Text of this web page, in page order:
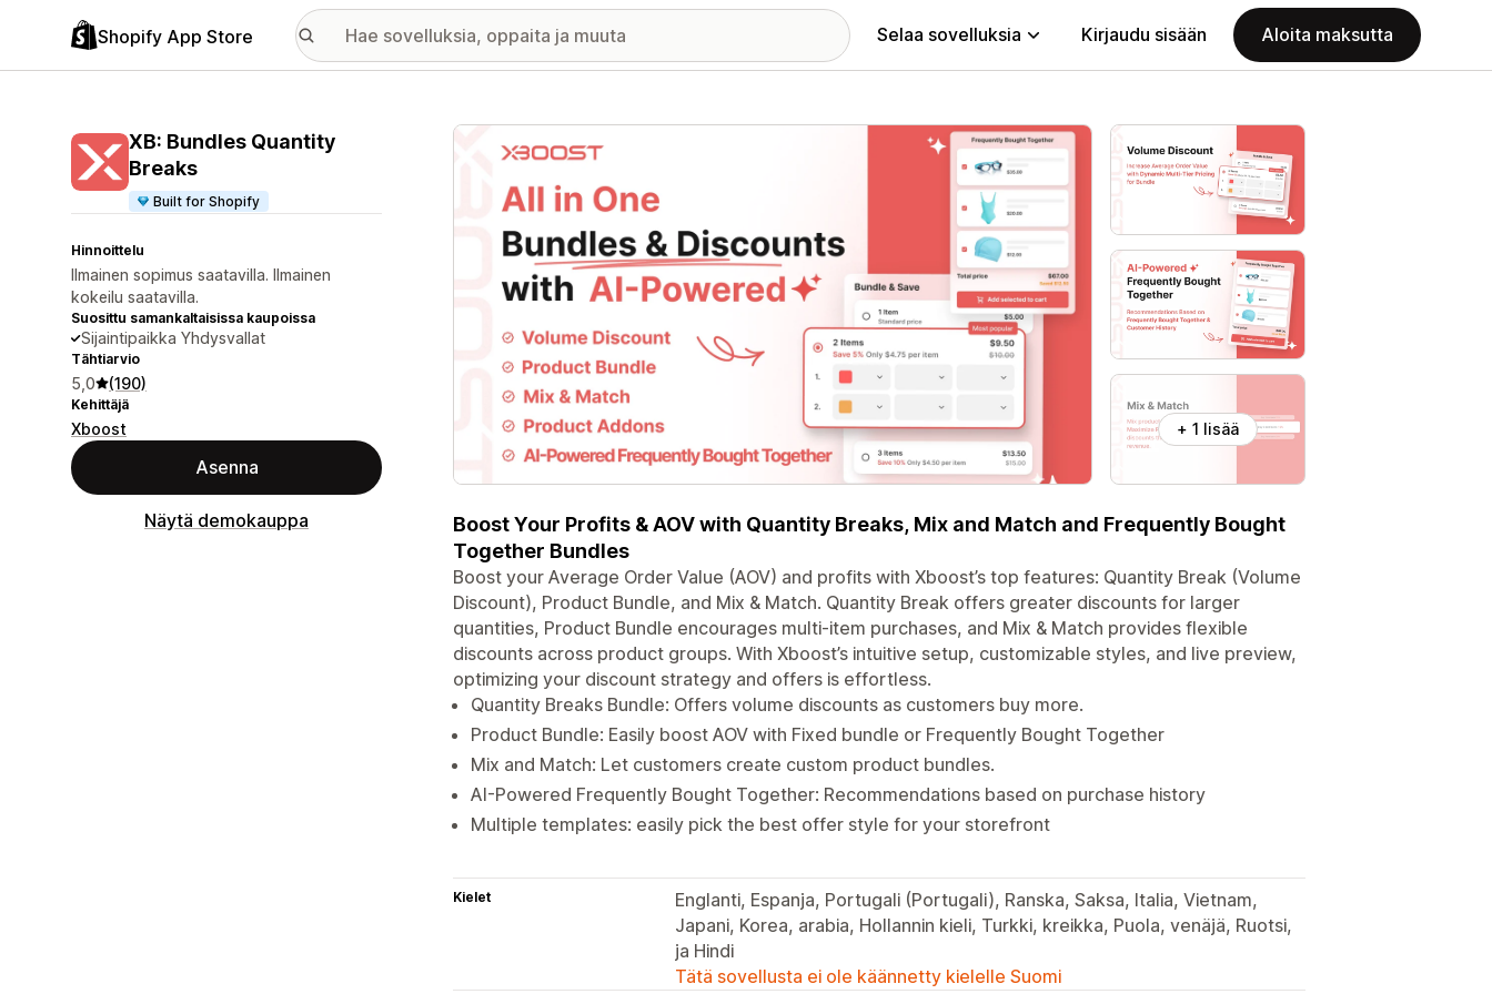
Shopify App Store Selaa sovelluksia Kirjaudu sisään Aloita maksutta
XB: Bundles Quantity
Breaks
Built for Shopify
Hinnoittelu
Ilmainen sopimus saatavilla. Ilmainen
kokeilu saatavilla.
Suosittu samankaltaisissa kaupoissa
Sijaintipaikka Yhdysvallat
Tähtiarvio
5,0 (190)
Kehittäjä
Xboost
Asenna
Näytä demokauppa
Esittelykuvagalleria
+ 1 lisää
Boost Your Profits & AOV with Quantity Breaks, Mix and Match and Frequently Bought
Together Bundles
Boost your Average Order Value (AOV) and profits with Xboost’s top features: Quantity Break (Volume
Discount), Product Bundle, and Mix & Match. Quantity Break offers greater discounts for larger
quantities, Product Bundle encourages multi-item purchases, and Mix & Match provides flexible
discounts across product groups. With Xboost’s intuitive setup, customizable styles, and live preview,
optimizing your discount strategy and offers is effortless.
Quantity Breaks Bundle: Offers volume discounts as customers buy more.
Product Bundle: Easily boost AOV with Fixed bundle or Frequently Bought Together
Mix and Match: Let customers create custom product bundles.
AI-Powered Frequently Bought Together: Recommendations based on purchase history
Multiple templates: easily pick the best offer style for your storefront
Kielet
Englanti, Espanja, Portugali (Portugali), Ranska, Saksa, Italia, Vietnam,
Japani, Korea, arabia, Hollannin kieli, Turkki, kreikka, Puola, venäjä, Ruotsi,
ja Hindi
Tätä sovellusta ei ole käännetty kielelle Suomi